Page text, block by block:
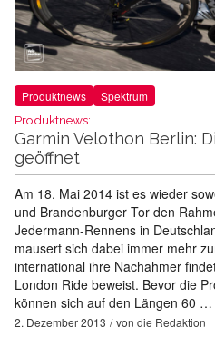
Produktnews Spektrum
Produktnews:
Garmin Velothon Berlin:
geöffnet
Am 18. Mai 2014 ist es wieder
und Brandenburger Tor den
Jedermann-Rennens in
mausert sich dabei immer mehr
international ihre Nachahmer
London Ride beweist. Bevor die
können sich auf den Längen 60 …
2. Dezember 2013 von die Redaktion